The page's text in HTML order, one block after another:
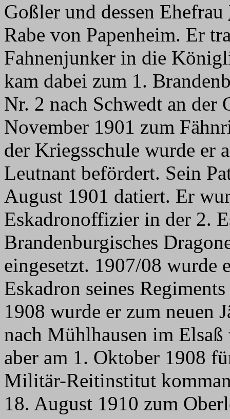
Goßler und dessen Ehefrau
Rabe von Papenheim. Er
Fahnenjunker in die
kam dabei zum 1.
Nr. 2 nach Schwedt an der
November 1901 zum
der Kriegsschule wurde er
Leutnant befördert. Sein
August 1901 datiert. Er
Eskadronoffizier in der 2.
Brandenburgisches
eingesetzt. 1907/08
Eskadron seines
1908 wurde er zum neuen
nach Mühlhausen im
aber am 1. Oktober 1908
Militär-Reitinstitut
18. August 1910 zum